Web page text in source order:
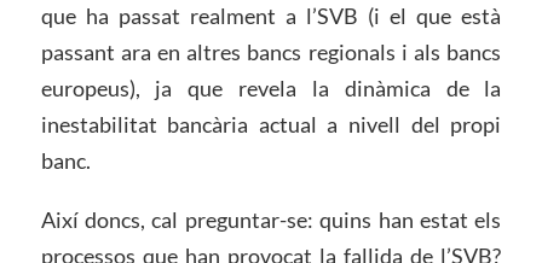
que ha passat realment a l’SVB (i el que està
passant ara en altres bancs regionals i als bancs
europeus), ja que revela la dinàmica de la
inestabilitat bancària actual a nivell del propi
banc.
Així doncs, cal preguntar-se: quins han estat els
processos que han provocat la fallida de l’SVB?